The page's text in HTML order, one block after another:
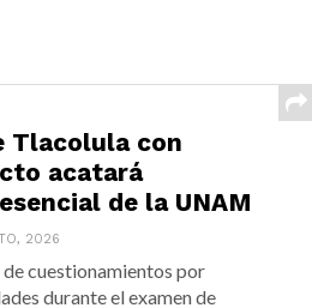
Tlacolula con
acatará
de la UNAM
2026
de cuestionamientos por
durante el examen de